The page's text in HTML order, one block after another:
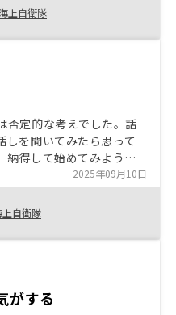
上自衛隊
否定的な考えでした。話
しを聞いてみたら思って
納得して始めてみようと
、やらない選択は無いと
2025年09月10日
上自衛隊
がする